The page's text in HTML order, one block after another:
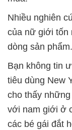
Nhiều nghiên
của nữ giới tốn
dòng sản phẩm.
Bạn không tin
tiêu dùng New
cho thấy
với nam giới ở
các bé gái đắt